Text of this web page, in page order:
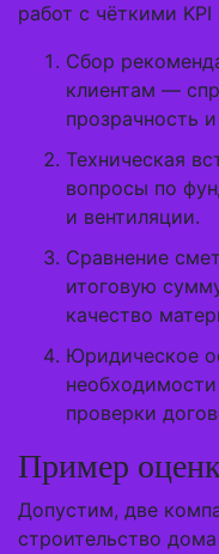
работ с чёткими
Сбор
клиентам —
прозрачность
Техническая
вопросы по
и вентиляции.
Сравнение
итоговую
качество
Юридическое
проверки
Пример
Допустим, две
строительство